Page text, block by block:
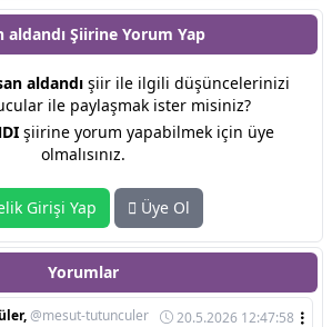
aldandı Şiirine Yorum Yap
aldandışiir ile ilgili düşüncelerinizi
ile paylaşmak ister misiniz?
şiirine yorum yapabilmek için üye
olmalısınız.
Girişi Yap Üye Ol
Yorumlar
@mesut-tutunculer 20.5.2026 12:47:58